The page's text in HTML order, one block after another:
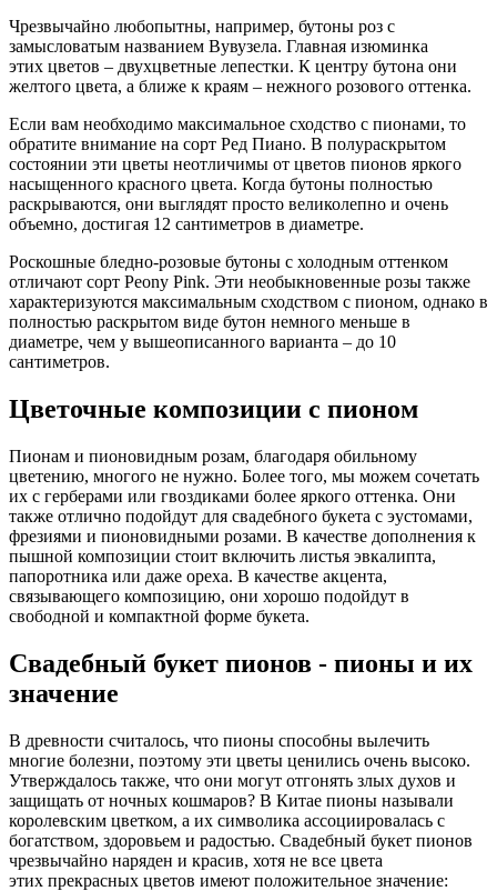
Чрезвычайно любопытны, например, бутоны роз с
замысловатым названием Вувузела. Главная изюминка
этих цветов – двухцветные лепестки. К центру бутона они
желтого цвета, а ближе к краям – нежного розового оттенка.
Если вам необходимо максимальное сходство с пионами, то
обратите внимание на сорт Ред Пиано. В полураскрытом
состоянии эти цветы неотличимы от цветов пионов яркого
насыщенного красного цвета. Когда бутоны полностью
раскрываются, они выглядят просто великолепно и очень
объемно, достигая 12 сантиметров в диаметре.
Роскошные бледно-розовые бутоны с холодным оттенком
отличают сорт Peony Pink. Эти необыкновенные розы также
характеризуются максимальным сходством с пионом, однако в
полностью раскрытом виде бутон немного меньше в
диаметре, чем у вышеописанного варианта – до 10
сантиметров.
Цветочные композиции с пионом
Пионам и пионовидным розам, благодаря обильному
цветению, многого не нужно. Более того, мы можем сочетать
их с герберами или гвоздиками более яркого оттенка. Они
также отлично подойдут для свадебного букета с эустомами,
фрезиями и пионовидными розами. В качестве дополнения к
пышной композиции стоит включить листья эвкалипта,
папоротника или даже ореха. В качестве акцента,
связывающего композицию, они хорошо подойдут в
свободной и компактной форме букета.
Свадебный букет пионов - пионы и их
значение
В древности считалось, что пионы способны вылечить
многие болезни, поэтому эти цветы ценились очень высоко.
Утверждалось также, что они могут отгонять злых духов и
защищать от ночных кошмаров? В Китае пионы называли
королевским цветком, а их символика ассоциировалась с
богатством, здоровьем и радостью. Свадебный букет пионов
чрезвычайно наряден и красив, хотя не все цвета
этих прекрасных цветов имеют положительное значение: